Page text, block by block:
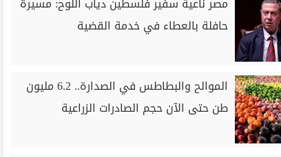
حافلة بالعطاء في خدمة القضية
الموالح والبطاطس في الصدارة.. 6.2 مليون
طن حتى الآن حجم الصادرات الزراعية